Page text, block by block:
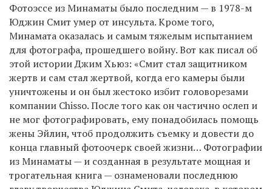
Фотоэссе из Минаматы было последним — в 1978-м
Юджин Смит умер от инсульта. Кроме того,
Минамата оказалась и самым тяжелым испытанием
для фотографа, прошедшего войну. Вот как писал об
этой истории Джим Хьюз: «Смит стал защитником
жертв и сам стал жертвой, когда его камеры были
уничтожены и он был жестоко избит головорезами
компании Chisso. После того как он частично ослеп и
не мог фотографировать, ему понадобилась помощь
жены Эйлин, чтоб продолжить съемку и довести до
конца главный фотоочерк своей жизни… Фотографии
из Минаматы — и созданная в результате мощная и
трогательная книга — ознаменовали последнюю